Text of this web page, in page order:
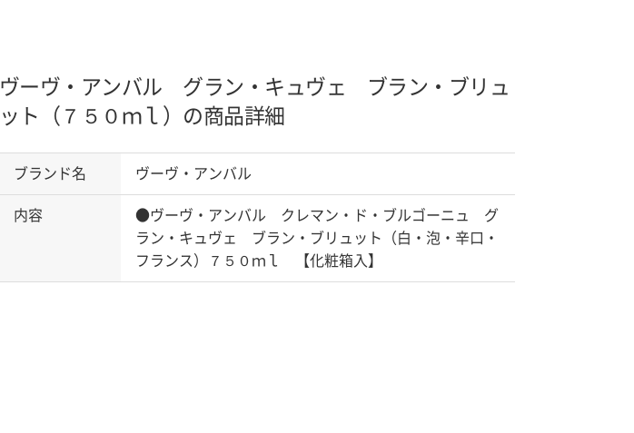
ヴーヴ・アンバル グラン・キュヴェ ブラン・ブリュ
ット（７５０ｍｌ）の商品詳細
ブランド名 ヴーヴ・アンバル
内容
●ヴーヴ・アンバル クレマン・ド・ブルゴーニュ グ
ラン・キュヴェ ブラン・ブリュット（白・泡・辛口・
フランス）７５０ｍｌ 【化粧箱入】